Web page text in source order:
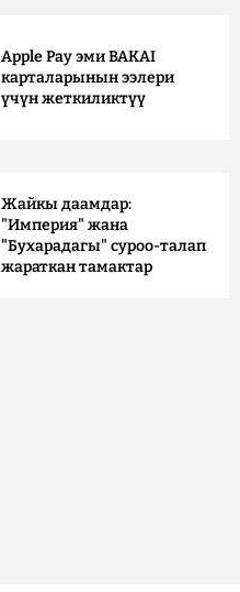
Apple Pay эми BAKAI
карталарынын ээлери
үчүн жеткиликтүү
Жайкы даамдар:
"Империя" жана
"Бухарадагы" суроо-талап
жараткан тамактар